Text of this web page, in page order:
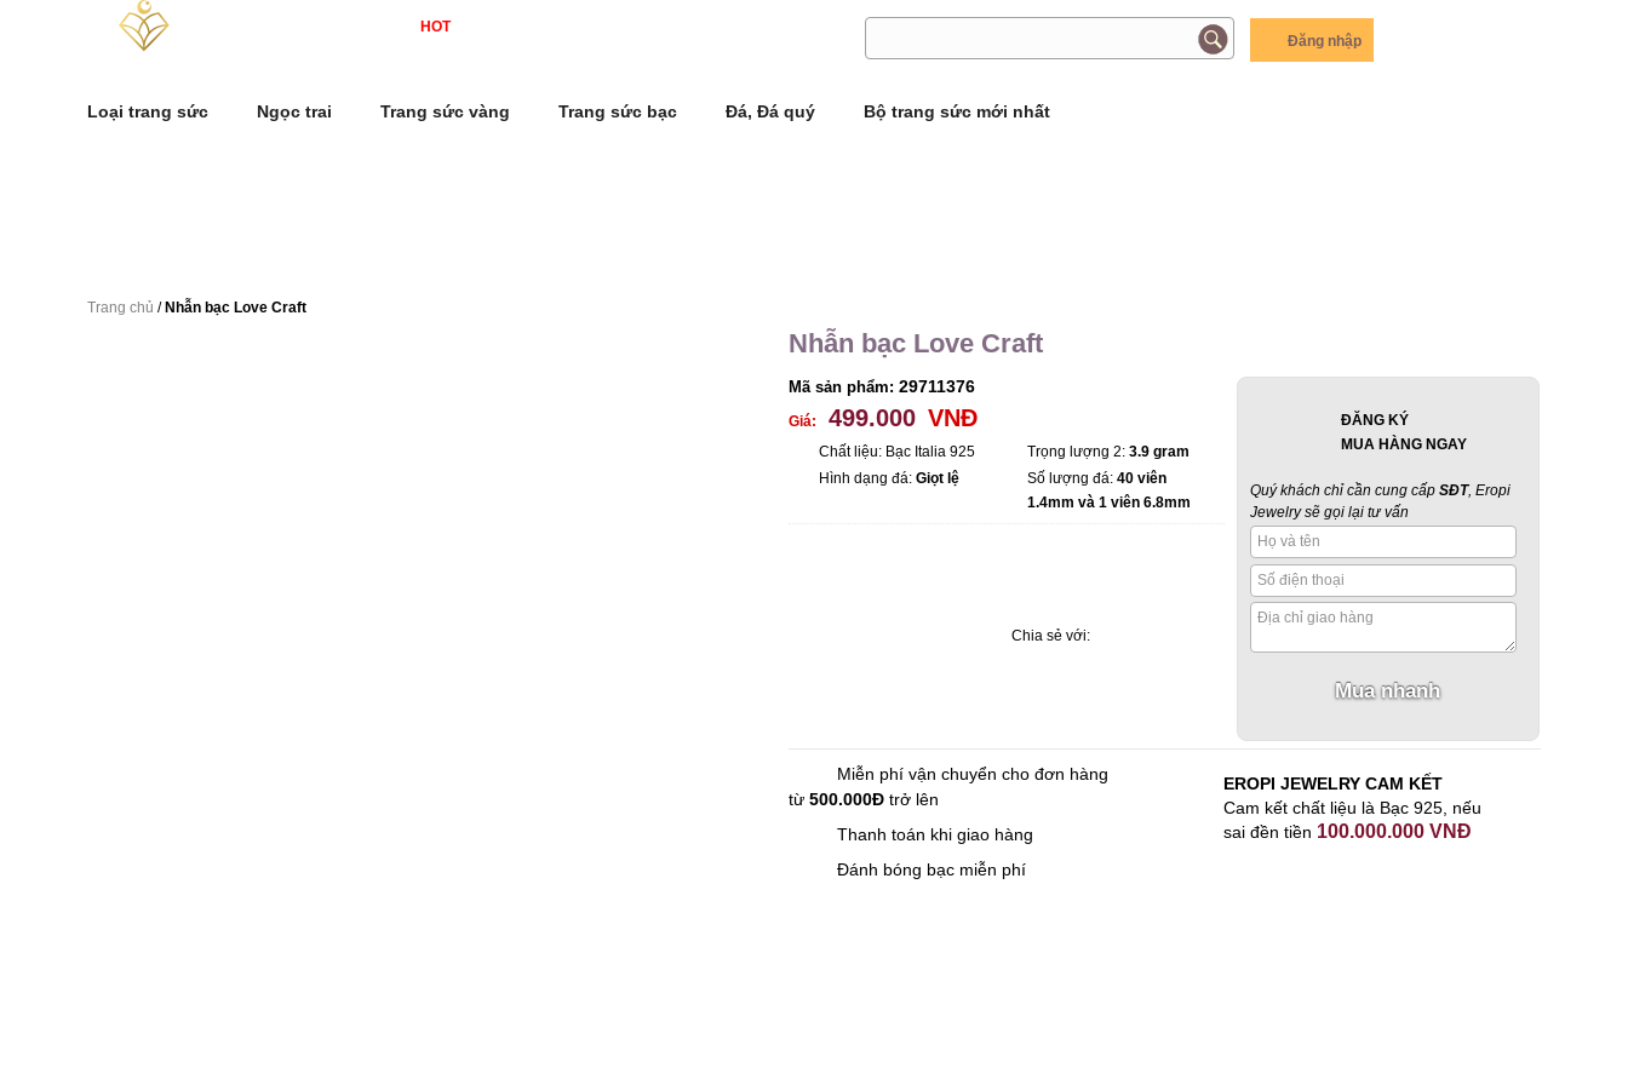
HOT
Đăng nhập
Loại trang sức Ngọc trai Trang sức vàng Trang sức bạc Đá, Đá quý Bộ trang sức mới nhất
Trang chủ / Nhẫn bạc Love Craft
Nhẫn bạc Love Craft
Mã sản phẩm: 29711376
Giá: 499.000 VNĐ
Chất liệu: Bạc Italia 925 Trọng lượng 2:3.9 gram
Hình dạng đá: Giọt lệ Số lượng đá:40 viên
1.4mm và 1 viên 6.8mm
Chia sẻ với:
ĐĂNG KÝ
MUA HÀNG NGAY
Quý khách chỉ cần cung cấp SĐT, Eropi
Jewelry sẽ gọi lại tư vấn
Miễn phí vận chuyển cho đơn hàng
từ 500.000Đtrở lên
Thanh toán khi giao hàng
Đánh bóng bạc miễn phí
EROPI JEWELRY CAM KẾT
Cam kết chất liệu là Bạc 925, nếu
sai đền tiền 100.000.000 VNĐ